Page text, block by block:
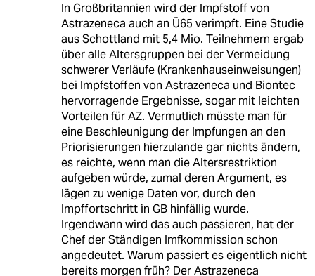
In Großbritannien wird der Impfstoff von
Astrazeneca auch an Ü65 verimpft. Eine Studie
aus Schottland mit 5,4 Mio. Teilnehmern ergab
über alle Altersgruppen bei der Vermeidung
schwerer Verläufe (Krankenhauseinweisungen)
bei Impfstoffen von Astrazeneca und Biontec
hervorragende Ergebnisse, sogar mit leichten
Vorteilen für AZ. Vermutlich müsste man für
eine Beschleunigung der Impfungen an den
Priorisierungen hierzulande gar nichts ändern,
es reichte, wenn man die Altersrestriktion
aufgeben würde, zumal deren Argument, es
lägen zu wenige Daten vor, durch den
Impffortschritt in GB hinfällig wurde.
Irgendwann wird das auch passieren, hat der
Chef der Ständigen Imfkommission schon
angedeutet. Warum passiert es eigentlich nicht
bereits morgen früh? Der Astrazeneca